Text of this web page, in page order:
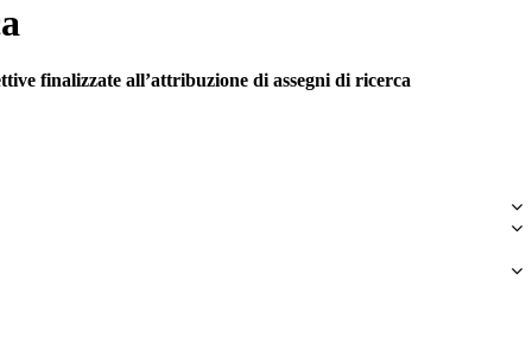
finalizzate all’attribuzione di assegni di ricerca